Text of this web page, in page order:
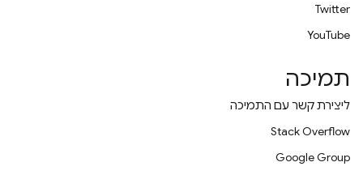
Twitter
YouTube
תמיכה
ליצירת קשר עם התמיכה
Stack Overflow
Google Group